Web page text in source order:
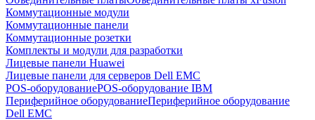
Коммутационные модули
Коммутационные панели
Коммутационные розетки
Комплекты и модули для разработки
Лицевые панели Huawei
Лицевые панели для серверов Dell EMC
POS-оборудованиеPOS-оборудование IBM
Периферийное оборудованиеПериферийное оборудование
Dell EMC